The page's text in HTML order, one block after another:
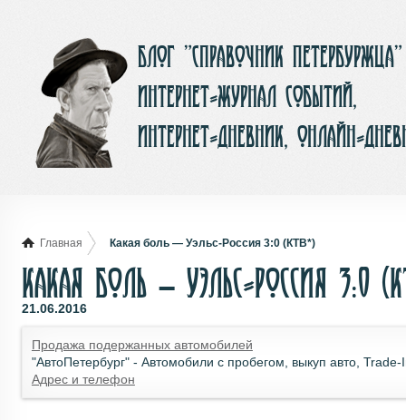
Блог ”Справочник Петербуржца”
интернет-журнал событий,
интернет-дневник, онлайн-
Главная Какая боль — Уэльс-Россия 3:0 (КТВ*)
Какая боль — Уэльс-Россия 3:0
21.06.2016
Продажа подержанных автомобилей
"АвтоПетербург" - Автомобили с пробегом, выкуп авто, Trade-
Адрес и телефон